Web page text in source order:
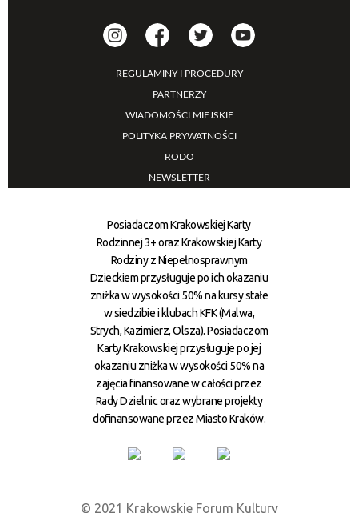
REGULAMINY I PROCEDURY
PARTNERZY
WIADOMOŚCI MIEJSKIE
POLITYKA PRYWATNOŚCI
RODO
NEWSLETTER
Posiadaczom Krakowskiej Karty
Rodzinnej 3+ oraz Krakowskiej Karty
Rodziny z Niepełnosprawnym
Dzieckiem przysługuje po ich okazaniu
zniżka w wysokości 50% na kursy stałe
w siedzibie i klubach KFK (Malwa,
Strych, Kazimierz, Olsza). Posiadaczom
Karty Krakowskiej przysługuje po jej
okazaniu zniżka w wysokości 50% na
zajęcia finansowane w całości przez
Rady Dzielnic oraz wybrane projekty
dofinansowane przez Miasto Kraków.
© 2021 Krakowskie Forum Kultury